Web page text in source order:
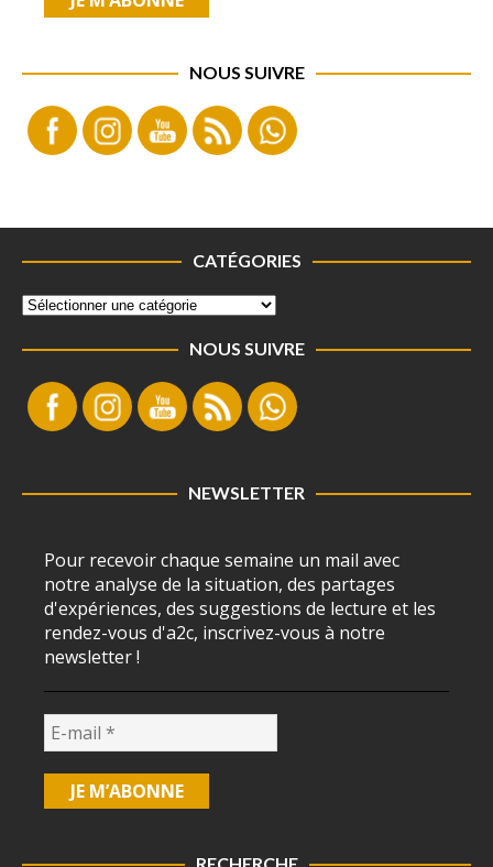
NOUS SUIVRE
CATÉGORIES
NOUS SUIVRE
NEWSLETTER
Pour recevoir chaque semaine un mail avec
notre analyse de la situation, des partages
d'expériences, des suggestions de lecture et les
rendez-vous d'a2c, inscrivez-vous à notre
newsletter !